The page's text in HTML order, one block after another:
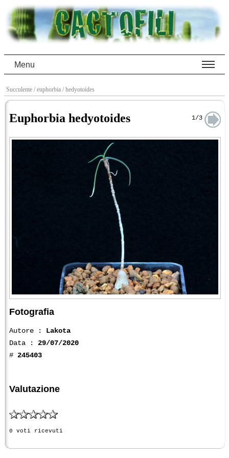
Menu
Succulente / euphorbia / hedyotoides
Euphorbia hedyotoides 1/3
Fotografia
Autore : Lakota
Data : 29/07/2020
# 245403
Valutazione
0 voti ricevuti